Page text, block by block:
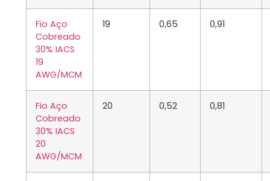
Fio Aço
Cobreado
30% IACS
19
AWG/MCM
19 0,65 0,91
Fio Aço
Cobreado
30% IACS
20
AWG/MCM
20 0,52 0,81